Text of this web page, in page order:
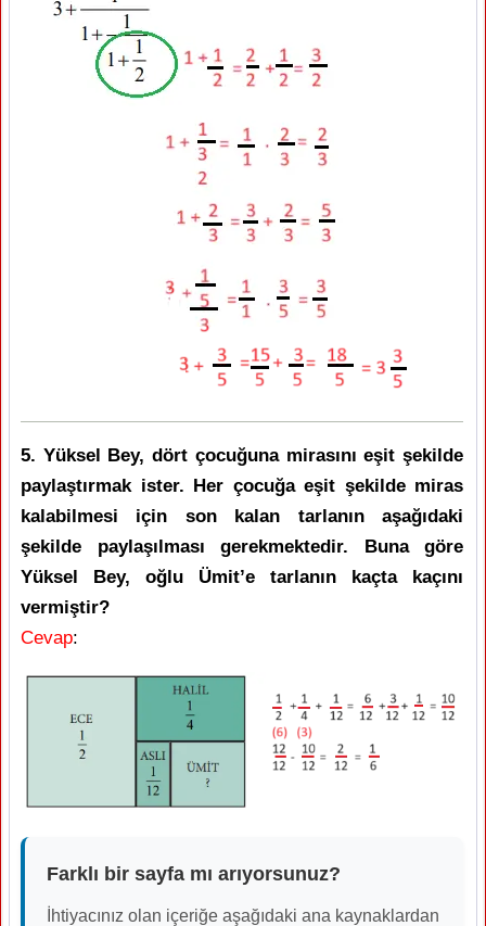
5. Yüksel Bey, dört çocuğuna mirasını eşit şekilde
paylaştırmak ister. Her çocuğa eşit şekilde miras
kalabilmesi için son kalan tarlanın aşağıdaki
şekilde paylaşılması gerekmektedir. Buna göre
Yüksel Bey, oğlu Ümit’e tarlanın kaçta kaçını
vermiştir?
Cevap:
Farklı bir sayfa mı arıyorsunuz?
İhtiyacınız olan içeriğe aşağıdaki ana kaynaklardan